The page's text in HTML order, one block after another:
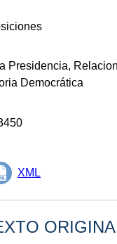
Presidencia,
Democrática
XML